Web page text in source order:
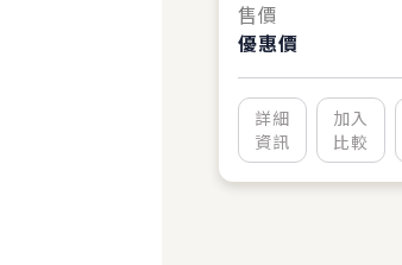
售價
優惠價
詳細
資訊
加入
比較